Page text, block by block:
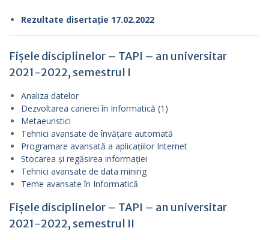
Rezultate disertație 17.02.2022
Fișele disciplinelor – TAPI – an universitar
2021-2022, semestrul I
Analiza datelor
Dezvoltarea carierei în Informatică (1)
Metaeuristici
Tehnici avansate de învățare automată
Programare avansată a aplicațiilor Internet
Stocarea și regăsirea informației
Tehnici avansate de data mining
Teme avansate în Informatică
Fișele disciplinelor – TAPI – an universitar
2021-2022, semestrul II